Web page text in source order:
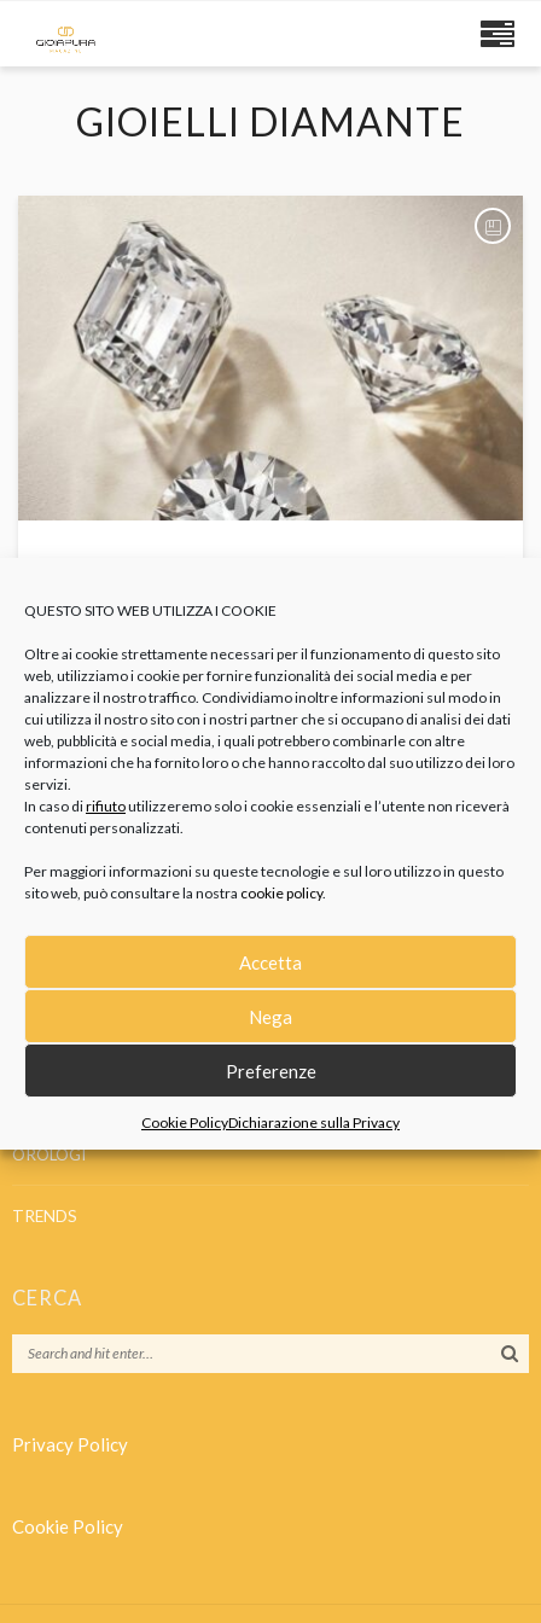
QUESTO SITO WEB UTILIZZA I COOKIE
Oltre ai cookie strettamente necessari per il funzionamento di questo sito
web, utilizziamo i cookie per fornire funzionalità dei social media e per
analizzare il nostro traffico. Condividiamo inoltre informazioni sul modo in
cui utilizza il nostro sito con i nostri partner che si occupano di analisi dei dati
web, pubblicità e social media, i quali potrebbero combinarle con altre
informazioni che ha fornito loro o che hanno raccolto dal suo utilizzo dei loro
servizi.
In caso dirifiutoutilizzeremo solo i cookie essenziali e l’utente non riceverà
contenuti personalizzati.
Per maggiori informazioni su queste tecnologie e sul loro utilizzo in questo
sito web, può consultare la nostra cookie policy.
Accetta
Nega
Preferenze
Cookie PolicyDichiarazione sulla Privacy
GIOIELLI DIAMANTE
Il mese di aprile è iniziato e con lui il periodo dell’anno
dedicato al diamante, la pietra preziosa per...
CATEGORIE
IDEE REGALO
OROLOGI
TRENDS
CERCA
Privacy Policy
Cookie Policy